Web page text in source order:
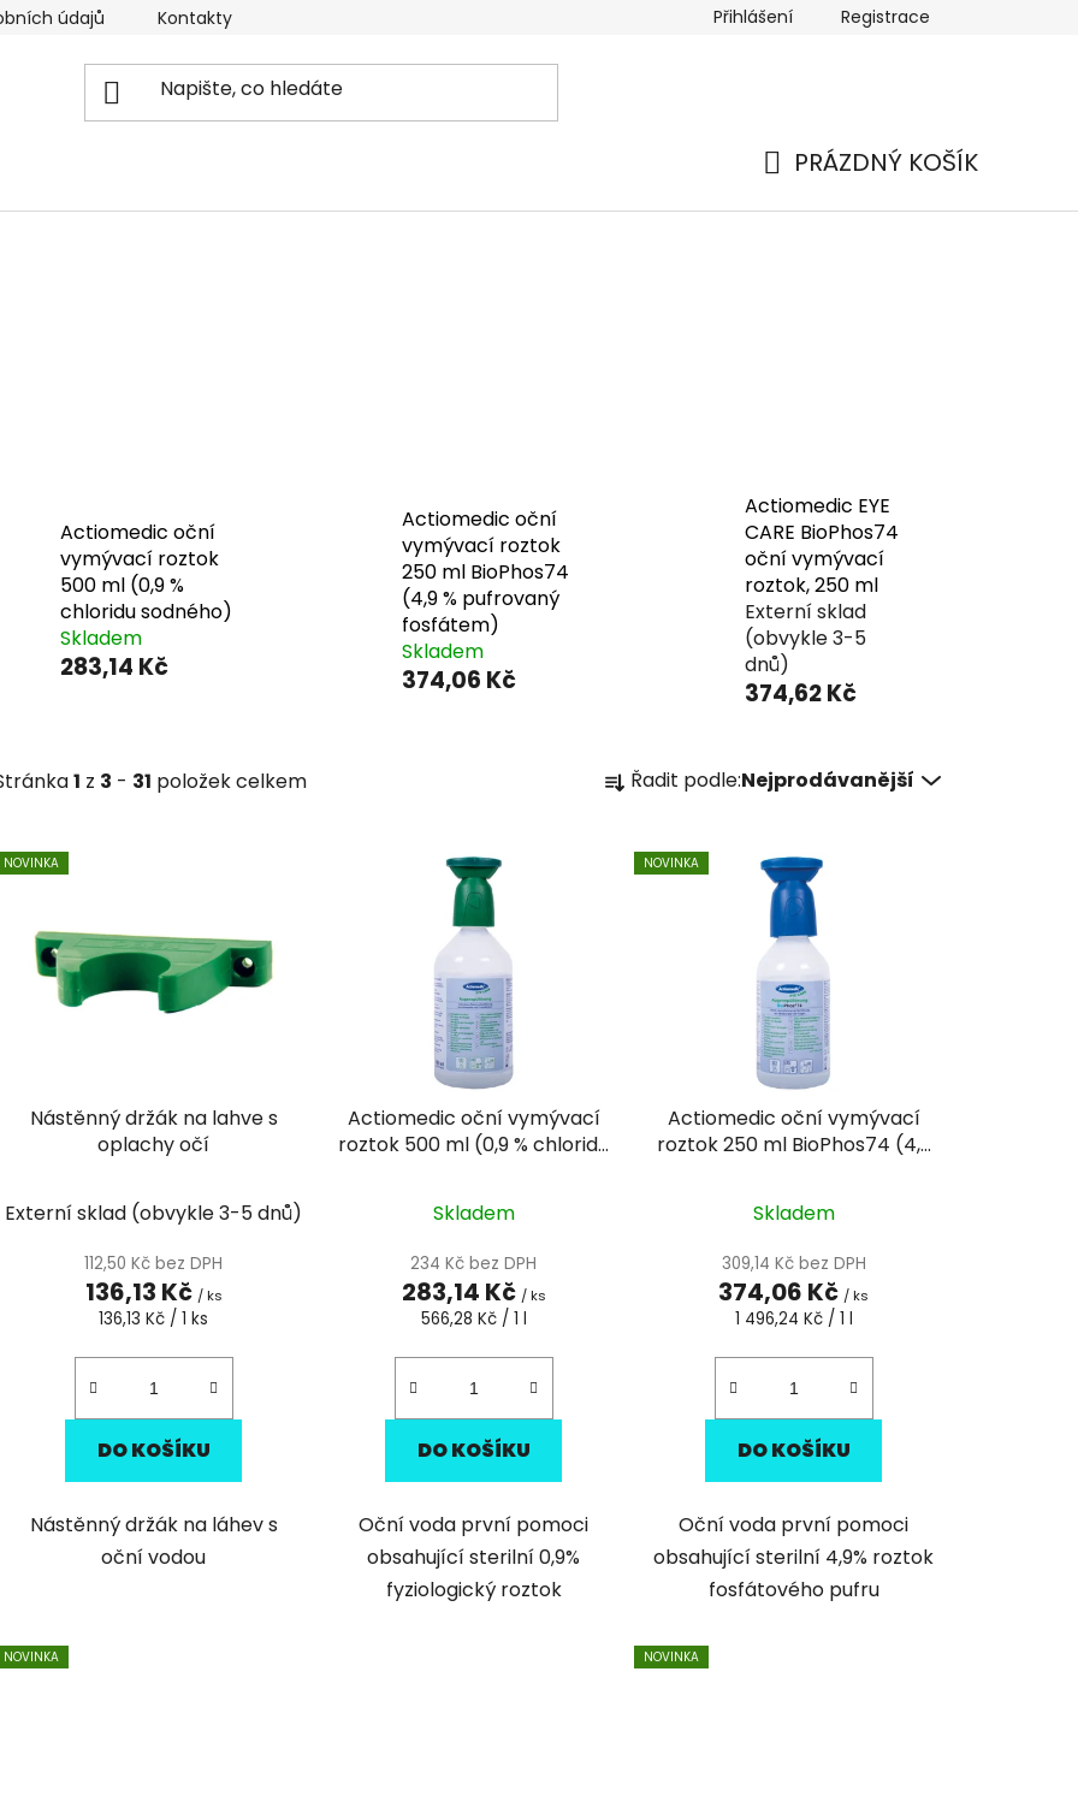
údajů Kontakty Náhradní plnění Moje objednávka
Přihlášení Registrace
PRÁZDNÝ KOŠÍK
Actiomedic oční
vymývací roztok
500 ml (0,9 %
chloridu sodného)
Skladem
283,14 Kč
Actiomedic oční
vymývací roztok
250 ml BioPhos74
(4,9 % pufrovaný
fosfátem)
Skladem
374,06 Kč
Actiomedic EYE
CARE BioPhos74
oční vymývací
roztok, 250 ml
Externí sklad
(obvykle 3-5
dnů)
374,62 Kč
1 z 3 - 31 položek celkem a Řadit podle:Nejprodávanější
ů
NOVINKA
Nástěnný držák na lahve s
oplachy očí
Externí sklad (obvykle 3-5 dnů)
112,50 Kč bez DPH
136,13 Kč / ks
Měrná
136,13 Kč / 1 ks
DO KOŠÍKU
Nástěnný držák na láhev s
oční vodou
Actiomedic oční vymývací
roztok 500 ml (0,9 % chloridu
Skladem
234 Kč bez DPH
283,14 Kč / ks
Měrná
566,28 Kč / 1 l
DO KOŠÍKU
Oční voda první pomoci
obsahující sterilní 0,9%
fyziologický roztok
NOVINKA
Actiomedic oční vymývací
roztok 250 ml BioPhos74 (4,9
Skladem
309,14 Kč bez DPH
374,06 Kč / ks
Měrná
1 496,24 Kč / 1 l
DO KOŠÍKU
Oční voda první pomoci
obsahující sterilní 4,9% roztok
fosfátového pufru
NOVINKA NOVINKA